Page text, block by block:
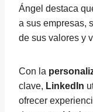
Ángel destaca
a sus empresas,
de sus valores y
Con la
clave, LinkedIn
ofrecer